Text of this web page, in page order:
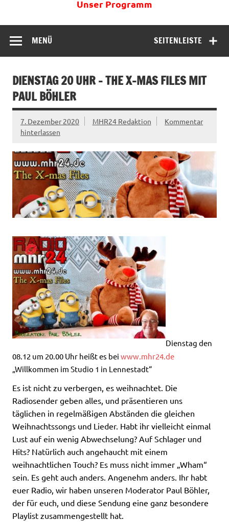
Unser Programm
SEITENLEISTE
MENÜ
DIENSTAG 20 UHR – THE X-MAS FILES MIT
PAUL BÖHLER
7. Dezember 2020 MHR24 Redaktion
Kommentar
hinterlassen
Dienstag den
08.12 um 20.00 Uhr heißt es bei www.mhr24.de
„Willkommen im Studio 1 in Lennestadt“
Es ist nicht zu verbergen, es weihnachtet. Die
Radiosender geben alles, und präsentieren uns
täglichen in regelmäßigen Abständen die gleichen
Weihnachtssongs und Lieder. Habt ihr vielleicht einmal
Lust auf ein wenig Abwechselung? Auf Schlager und
Hits? Natürlich auch angehaucht mit einem
weihnachtlichen Touch? Es muss nicht immer „Wham“
sein. Es geht auch anders. Angenehm anders. Ihr habt
euer Radio, wir haben unseren Moderator Paul Böhler,
der für euch, und diese Sendung eine ganz besondere
Playlist zusammengestellt hat.